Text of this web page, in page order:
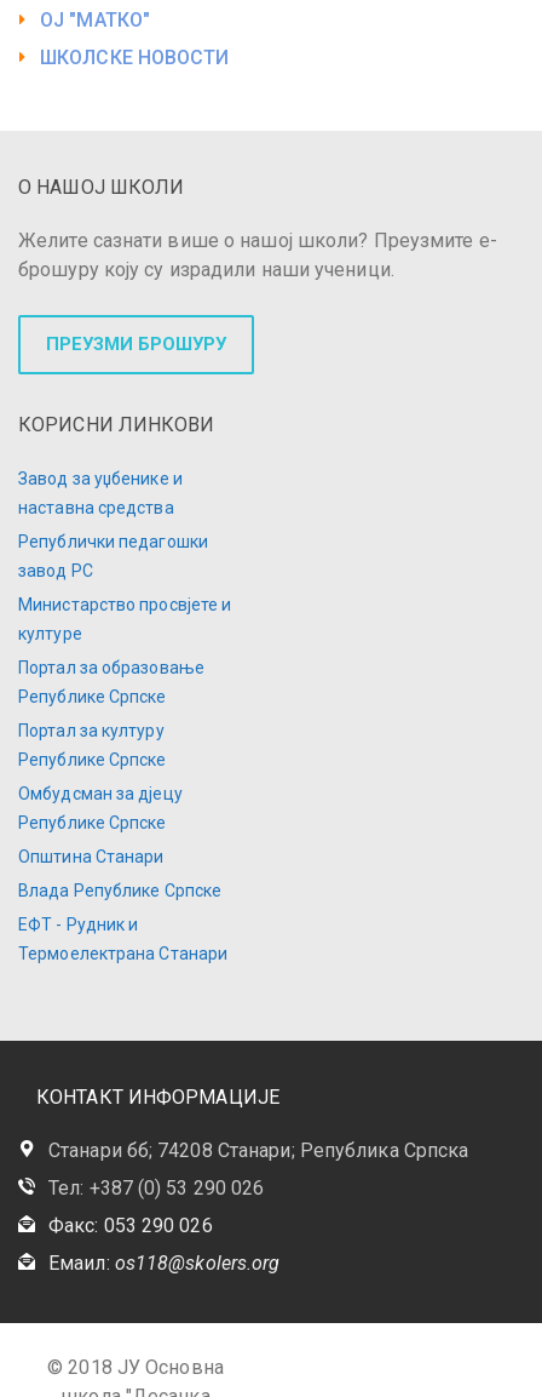
ОЈ "МАТКО"
ШКОЛСКЕ НОВОСТИ
О НАШОЈ ШКОЛИ
Желите сазнати више о нашој школи? Преузмите е-
брошуру коју су израдили наши ученици.
ПРЕУЗМИ БРОШУРУ
КОРИСНИ ЛИНКОВИ
Завод за уџбенике и
наставна средства
Републички педагошки
завод РС
Министарство просвјете и
културе
Портал за образовање
Републике Српске
Портал за културу
Републике Српске
Омбудсман за дјецу
Републике Српске
Општина Станари
Влада Републике Српске
ЕФТ - Рудник и
Термоелектрана Станари
КОНТАКТ ИНФОРМАЦИЈЕ
Станари бб; 74208 Станари; Република Српска
Тел: +387 (0) 53 290 026
Факс: 053 290 026
Емаил: os118@skolers.org
© 2018 ЈУ Основна